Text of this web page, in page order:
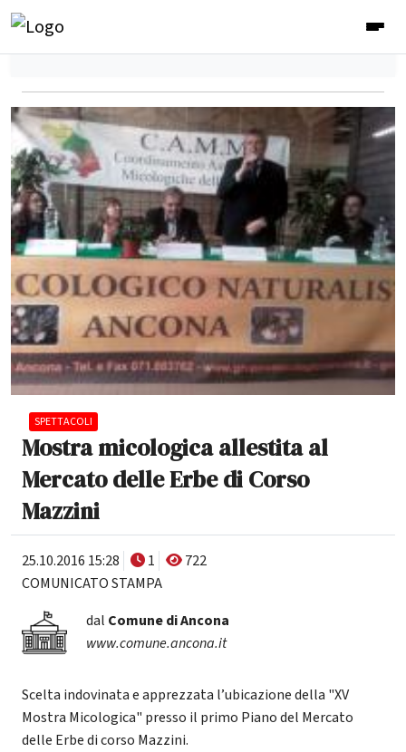
SPETTACOLI
Mostra micologica allestita al
Mercato delle Erbe di Corso
Mazzini
25.10.2016 15:28 1
722
COMUNICATO STAMPA
dal Comune di Ancona
www.comune.ancona.it
Scelta indovinata e apprezzata l’ubicazione della "XV
Mostra Micologica" presso il primo Piano del Mercato
delle Erbe di corso Mazzini.